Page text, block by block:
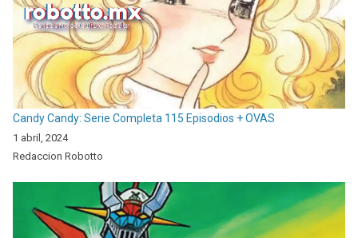
Candy Candy: Serie Completa 115 Episodios + OVAS
1 abril, 2024
Redaccion Robotto